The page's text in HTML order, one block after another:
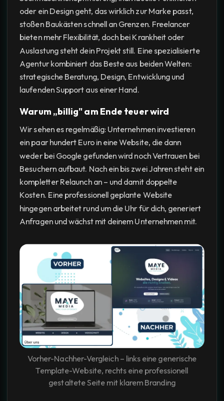
oder ein Design geht, das wirklich zur Marke passt,
stoßen Baukästen schnell an Grenzen. Freelancer
bieten mehr Flexibilität, doch bei Krankheit oder
Auslastung steht dein Projekt still. Eine spezialisierte
Agentur kombiniert das Beste aus beiden Welten:
strategische Beratung, Design, Entwicklung und
laufenden Support aus einer Hand.
Warum „billig" am Ende teuer wird
Wir sehen es regelmäßig: Unternehmen investieren
ein paar hundert Euro in eine Website, die dann
weder bei Google gefunden wird noch Vertrauen bei
Besuchern aufbaut. Nach ein bis zwei Jahren steht ein
kompletter Relaunch an – und damit doppelte
Kosten. Eine professionell geplante Website
hingegen arbeitet rund um die Uhr für dich, generiert
Anfragen und wächst mit deinem Unternehmen mit.
Vorher-Nachher-Vergleich – links eine generische
Template-Website, rechts eine professionell
gestaltete Seite mit klarem Branding